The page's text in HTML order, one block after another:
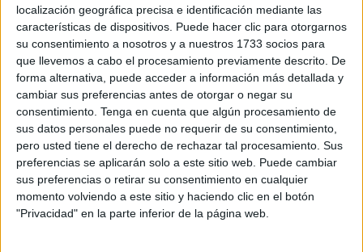
localización geográfica precisa e identificación mediante las
características de dispositivos. Puede hacer clic para otorgarnos
su consentimiento a nosotros y a nuestros 1733 socios para
que llevemos a cabo el procesamiento previamente descrito. De
forma alternativa, puede acceder a información más detallada y
cambiar sus preferencias antes de otorgar o negar su
consentimiento. Tenga en cuenta que algún procesamiento de
sus datos personales puede no requerir de su consentimiento,
pero usted tiene el derecho de rechazar tal procesamiento. Sus
preferencias se aplicarán solo a este sitio web. Puede cambiar
sus preferencias o retirar su consentimiento en cualquier
momento volviendo a este sitio y haciendo clic en el botón
"Privacidad" en la parte inferior de la página web.
Inspirando el cambio
Contacto
Acerca de nosotros
Suscribete gratis a nuestro Newsletter